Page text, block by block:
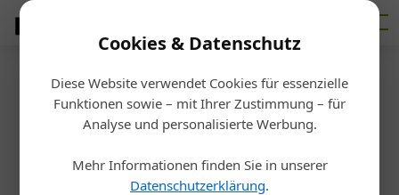
Cookies & Datenschutz
Diese Website verwendet Cookies für essenzielle
Funktionen sowie – mit Ihrer Zustimmung – für
Analyse und personalisierte Werbung.
Mehr Informationen finden Sie in unserer
Datenschutzerklärung.
Startseite/ Fertigen
Boehlerit mit neuem Auftritt
Redaktion Metall 27.02.2018, 15:36 Uhr